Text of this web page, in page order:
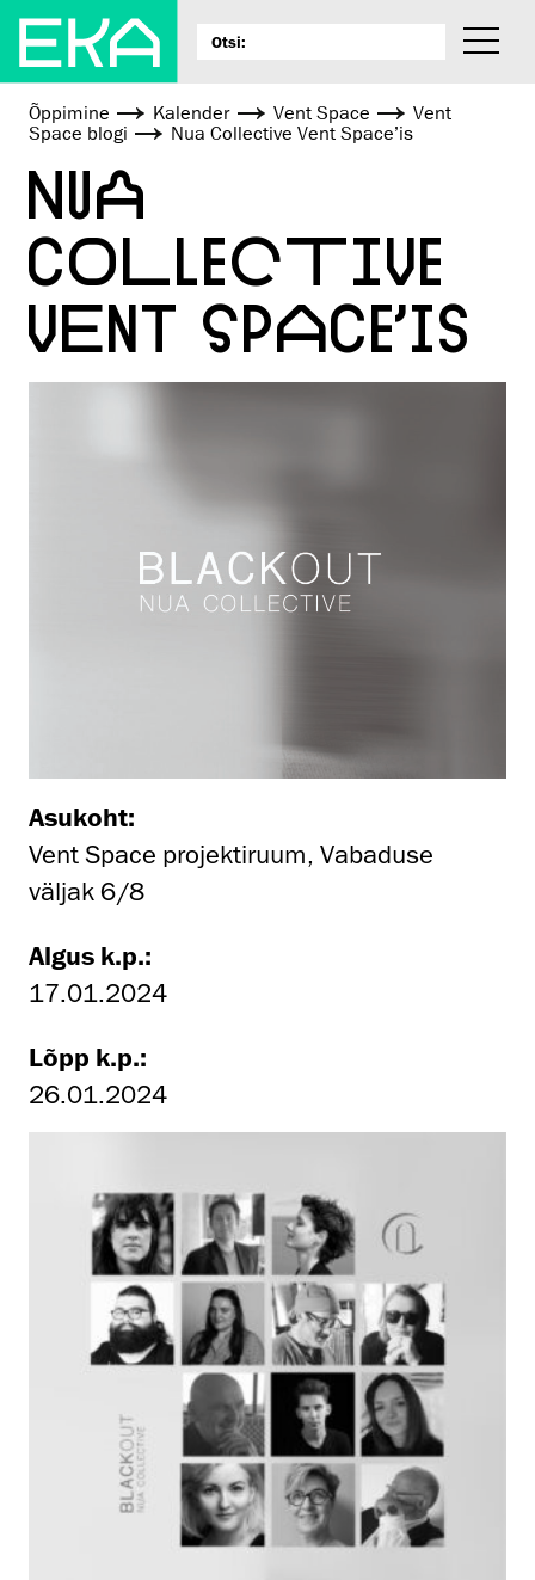
Õppimine Kalender Vent Space
Vent
Space blogi
Nua Collective Vent Space’is
NUA
COLLECTIVE
VENT SPACE’IS
Asukoht:
Vent Space projektiruum, Vabaduse
väljak 6/8
Algus k.p.:
17.01.2024
Lõpp k.p.:
26.01.2024